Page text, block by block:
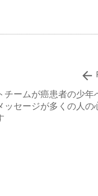
チームが癌患者の少年
ッセージが多くの人の
